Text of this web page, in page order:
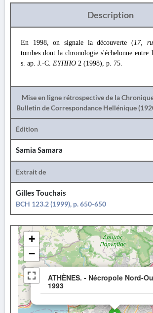
Description
En 1998, on signale la découverte (17,
tombes dont la chronologie s'échelonne entre
s. ap. J.-C. ΕΥΠΠΟ 2 (1998), p. 75.
Mise en ligne rétrospective de la
Bulletin de Correspondance Hellénique
Édition
Samia Samara
Extrait de
Gilles Touchais
BCH 123.2 (1999), p. 650-650
ATHÈNES. - Nécropole Nord-
1993
+
−